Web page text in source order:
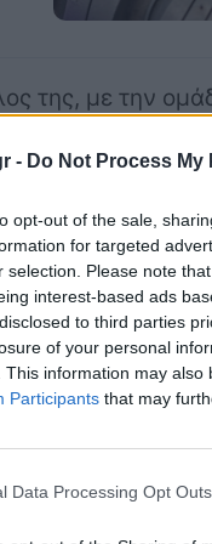
- Do Not Process
opt-out of the sale,
for targeted
selection. Please note
interest-based ads
to third parties
of your personal
This information may
Participants that may
Data Processing Opt Outs
της, με την
της ομάδας
ο Enrico
ρόλο του ως
Ferrari.
με τη
ισχύ και ως
ομάδας,